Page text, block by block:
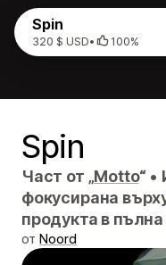
Spin
320 $ USD• 100%
Spin
Част от „Motto“ •
фокусирана
продукта в
от Noord